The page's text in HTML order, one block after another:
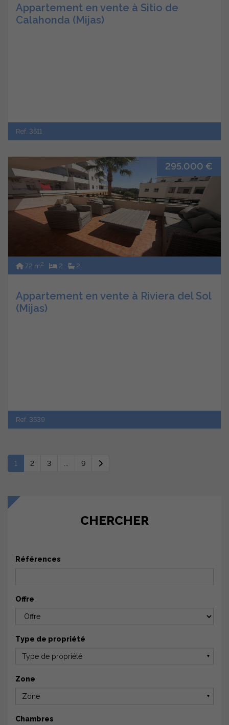
Appartement en vente à Sitio de
Calahonda (Mijas)
Ref. 3511
295.000 €
72 m2 2 2
Appartement en vente à Riviera del Sol
(Mijas)
Ref. 3539
1 2 3 ... 9
CHERCHER
Références
Offre
Type de propriété
Type de propriété ▼
Zone
Zone ▼
Chambres